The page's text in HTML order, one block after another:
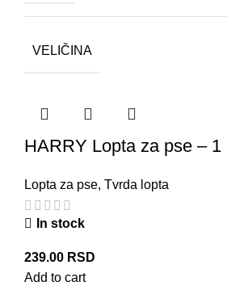
VELIČINA
HARRY Lopta za pse – 1
Lopta za pse, Tvrda lopta
In stock
239.00 RSD
Add to cart